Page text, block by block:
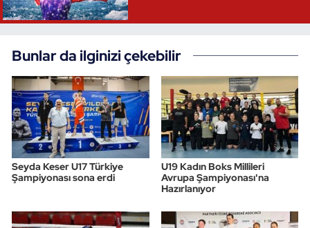
Bunlar da ilginizi çekebilir
Seyda Keser U17 Türkiye
Şampiyonası sona erdi
U19 Kadın Boks Millileri
Avrupa Şampiyonası'na
Hazırlanıyor